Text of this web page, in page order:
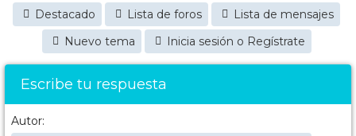
Destacado Lista de foros
Lista de mensajes
Nuevo tema
Inicia sesión o Regístrate
Escribe tu respuesta
Autor: